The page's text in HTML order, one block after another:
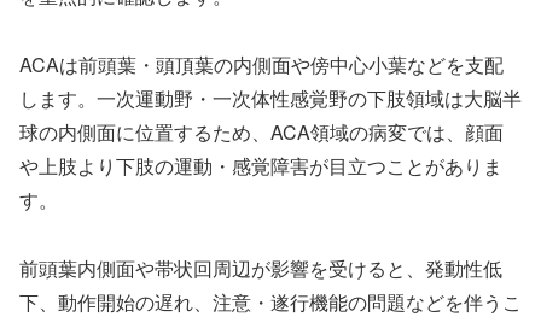
ACAは前頭葉・頭頂葉の内側面や傍中心小葉などを支配
します。一次運動野・一次体性感覚野の下肢領域は大脳半
球の内側面に位置するため、ACA領域の病変では、顔面
や上肢より下肢の運動・感覚障害が目立つことがありま
す。
前頭葉内側面や帯状回周辺が影響を受けると、発動性低
下、動作開始の遅れ、注意・遂行機能の問題などを伴うこ